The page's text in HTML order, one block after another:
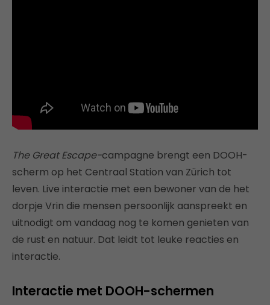
The Great Escape-campagne brengt een DOOH-
scherm op het Centraal Station van Zürich tot
leven. Live interactie met een bewoner van de het
dorpje Vrin die mensen persoonlijk aanspreekt en
uitnodigt om vandaag nog te komen genieten van
de rust en natuur. Dat leidt tot leuke reacties en
interactie.
Interactie met DOOH-schermen